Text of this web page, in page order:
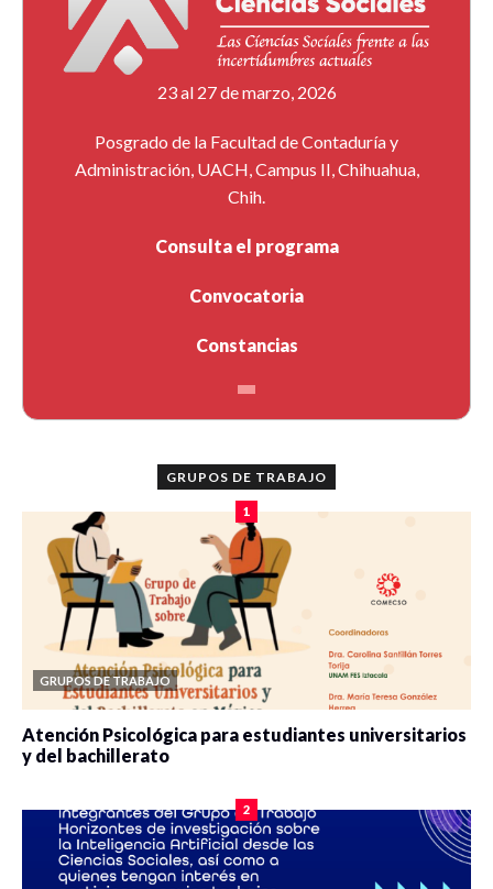
23 al 27 de marzo, 2026
Posgrado de la Facultad de Contaduría y
Administración, UACH, Campus II, Chihuahua,
Chih.
Consulta el programa
Convocatoria
Constancias
GRUPOS DE TRABAJO
1
GRUPOS DE TRABAJO
Atención Psicológica para estudiantes universitarios
y del bachillerato
2